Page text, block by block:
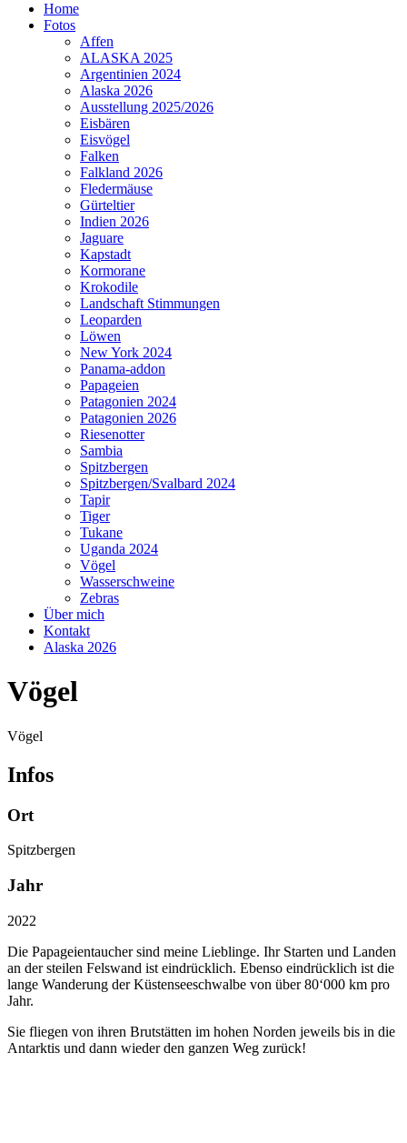
Home
Fotos
Affen
ALASKA 2025
Argentinien 2024
Alaska 2026
Ausstellung 2025/2026
Eisbären
Eisvögel
Falken
Falkland 2026
Fledermäuse
Gürteltier
Indien 2026
Jaguare
Kapstadt
Kormorane
Krokodile
Landschaft Stimmungen
Leoparden
Löwen
New York 2024
Panama-addon
Papageien
Patagonien 2024
Patagonien 2026
Riesenotter
Sambia
Spitzbergen
Spitzbergen/Svalbard 2024
Tapir
Tiger
Tukane
Uganda 2024
Vögel
Wasserschweine
Zebras
Über mich
Kontakt
Alaska 2026
Vögel
Vögel
Infos
Ort
Spitzbergen
Jahr
2022
Die Papageientaucher sind meine Lieblinge. Ihr Starten und Landen
an der steilen Felswand ist eindrücklich. Ebenso eindrücklich ist die
lange Wanderung der Küstenseeschwalbe von über 80‘000 km pro
Jahr.
Sie fliegen von ihren Brutstätten im hohen Norden jeweils bis in die
Antarktis und dann wieder den ganzen Weg zurück!